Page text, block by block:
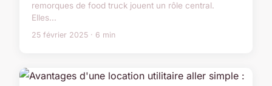
remorques de food truck jouent un rôle central.
Elles...
25 février 2025 · 6 min